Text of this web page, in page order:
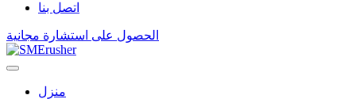
اتصل بنا
الحصول على استشارة مجانية
منزل